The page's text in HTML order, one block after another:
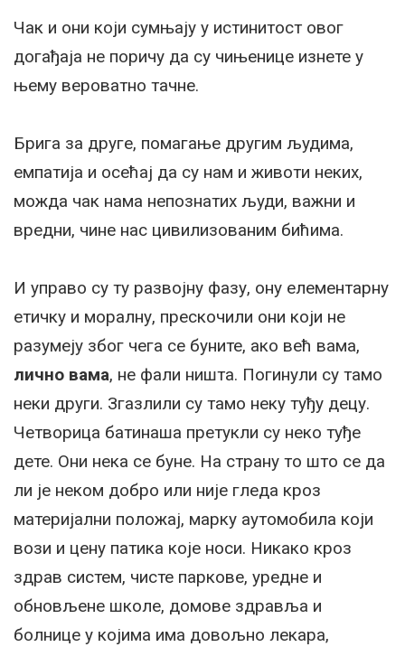
Чак и они који сумњају у истинитост овог
догађаја не поричу да су чињенице изнете у
њему вероватно тачне.
Брига за друге, помагање другим људима,
емпатија и осећај да су нам и животи неких,
можда чак нама непознатих људи, важни и
вредни, чине нас цивилизованим бићима.
И управо су ту развојну фазу, ону елементарну
етичку и моралну, прескочили они који не
разумеју због чега се буните, ако већ вама,
лично вама, не фали ништа. Погинули су тамо
неки други. Згазлили су тамо неку туђу децу.
Четворица батинаша претукли су неко туђе
дете. Они нека се буне. На страну то што се да
ли је неком добро или није гледа кроз
материјални положај, марку аутомобила који
вози и цену патика које носи. Никако кроз
здрав систем, чисте паркове, уредне и
обновљене школе, домове здравља и
болнице у којима има довољно лекара,